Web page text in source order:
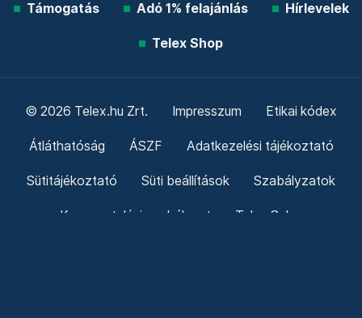
Támogatás Adó 1% felajánlás Hírlevelek
Telex Shop
© 2026 Telex.hu Zrt. Impresszum Etikai kódex
Átláthatóság ÁSZF Adatkezelési tájékoztató
Sütitájékoztató Süti beállítások Szabályzatok
Kommentelési szabályzat Telex Sales